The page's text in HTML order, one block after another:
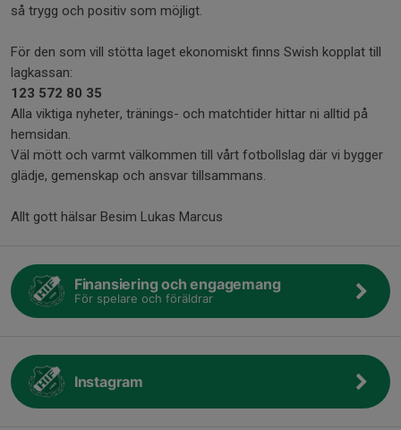
så trygg och positiv som möjligt.
För den som vill stötta laget ekonomiskt finns Swish kopplat till
lagkassan:
123 572 80 35
Alla viktiga nyheter, tränings- och matchtider hittar ni alltid på
hemsidan.
Väl mött och varmt välkommen till vårt fotbollslag där vi bygger
glädje, gemenskap och ansvar tillsammans.
Allt gott hälsar Besim Lukas Marcus
Finansiering och engagemang
För spelare och föräldrar
Instagram